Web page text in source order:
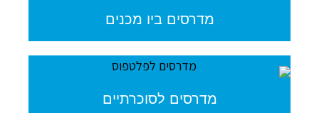
מדרסים ביו מכנים
מדרסים לסוכרתיים